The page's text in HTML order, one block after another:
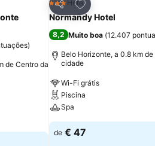
)
de Centro da
Partilhar
Adicionar aos
3 Estrelas
Hotel
Normandy Hotel
8,2 Muito boa (12.407
Belo Horizonte, a 0.8 km
cidade
Wi-Fi grátis
Piscina
Spa
de € 47